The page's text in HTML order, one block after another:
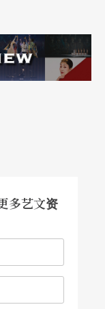
。
结构，两年的
样一届一届的
中断，一切又
无形，其实影
剧社员，加入
多艺文资